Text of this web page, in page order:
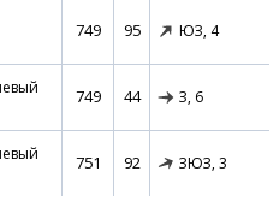
749 95 ЮЗ, 4
749 44 З, 6
751 92 ЗЮЗ, 3